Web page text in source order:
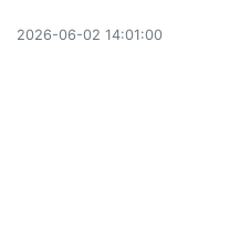
2026-06-02 14:01:00